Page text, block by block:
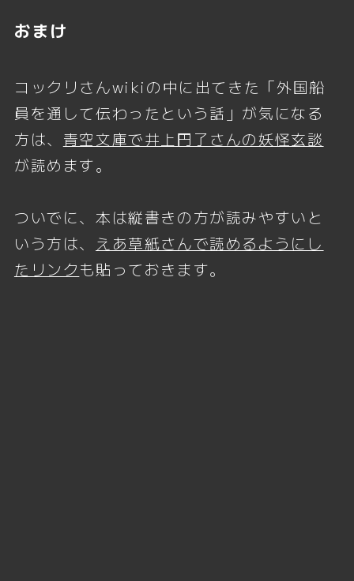
おまけ
コックリさんwikiの中に出てきた「外国船
員を通して伝わったという話」が気になる
方は、 青空文庫で井上円了さんの妖怪玄談
が読めます。
ついでに、本は縦書きの方が読みやすいと
いう方は、 えあ草紙さんで読めるようにし
たリンクも貼っておきます。